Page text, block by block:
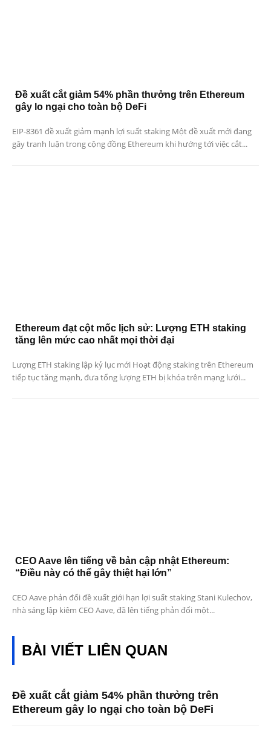
Đề xuất cắt giảm 54% phần thưởng trên Ethereum
gây lo ngại cho toàn bộ DeFi
EIP-8361 đề xuất giảm mạnh lợi suất staking Một đề xuất mới đang
gây tranh luận trong cộng đồng Ethereum khi hướng tới việc cắt...
Ethereum đạt cột mốc lịch sử: Lượng ETH staking
tăng lên mức cao nhất mọi thời đại
Lượng ETH staking lập kỷ lục mới Hoạt động staking trên Ethereum
tiếp tục tăng mạnh, đưa tổng lượng ETH bị khóa trên mạng lưới...
CEO Aave lên tiếng về bản cập nhật Ethereum:
“Điều này có thể gây thiệt hại lớn”
CEO Aave phản đối đề xuất giới hạn lợi suất staking Stani Kulechov,
nhà sáng lập kiêm CEO Aave, đã lên tiếng phản đối một...
BÀI VIẾT LIÊN QUAN
Đề xuất cắt giảm 54% phần thưởng trên
Ethereum gây lo ngại cho toàn bộ DeFi